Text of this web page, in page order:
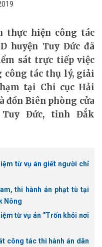
thực hiện công tác
huyện Tuy Đức đã
sát trực tiếp việc
công tác thụ lý, giải
tại Chi cục Hải
đồn Biên phòng cửa
Tuy Đức, tỉnh Đắk
từ vụ án giết người chỉ
thi hành án phạt tù tại
Nông
từ vụ án "Trốn khỏi nơi
công tác thi hành án dân